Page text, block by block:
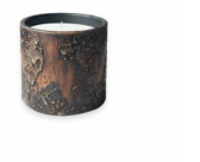
À LA LISTE D'ENVIES